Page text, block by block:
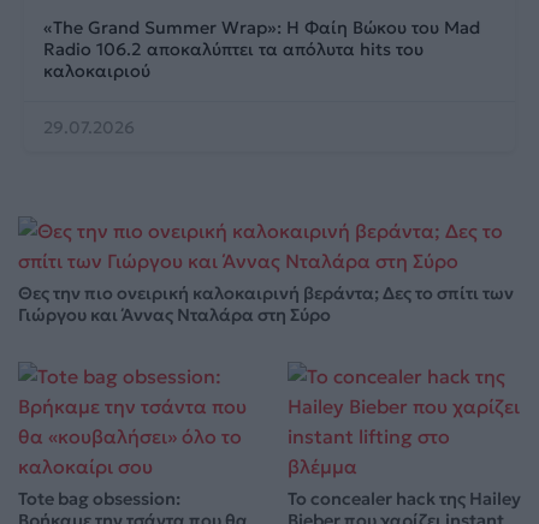
«The Grand Summer Wrap»: Η Φαίη Βώκου του Mad
Radio 106.2 αποκαλύπτει τα απόλυτα hits του
καλοκαιριού
29.07.2026
Θες την πιο ονειρική καλοκαιρινή βεράντα; Δες το σπίτι των
Γιώργου και Άννας Νταλάρα στη Σύρο
Tote bag obsession:
Το concealer hack της Hailey